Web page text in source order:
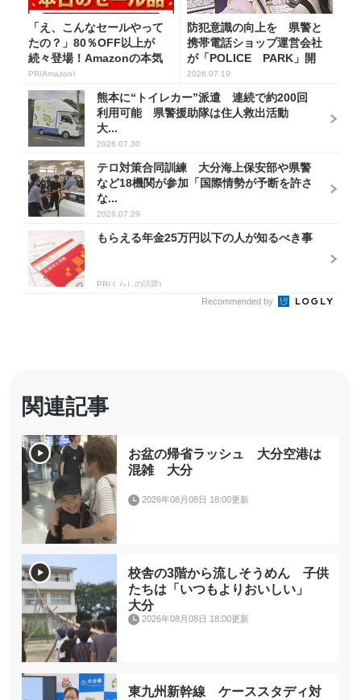
「え、こんなセールやって
たの？」80％OFF以上が
続々登場！Amazonの本気
が...
PR(Amazon)
防犯意識の向上を 県警と
携帯電話ショップ運営会社
が「POLICE PARK」開
催...
2026.07.19
熊本に“トイレカー”派遣 連続で約200回
利用可能 県警援助隊は住人救出活動
大...
2026.07.30
テロ対策合同訓練 大分海上保安部や県警
など18機関が参加「国際情勢が予断を許さ
な...
2026.07.29
もらえる年金25万円以下の人が知るべき事
PR(くらしの話題)
Recommended by
関連記事
お盆の帰省ラッシュ 大分空港は
混雑 大分
2026年08月08日 18:00更新
校舎の3階から流しそうめん 子供
たちは「いつもよりおいしい」
大分
2026年08月08日 18:00更新
東九州新幹線 ケーススタディ対